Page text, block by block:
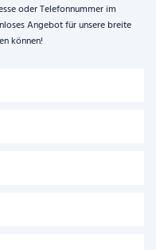
oder Telefonnummer im
Angebot für unsere breite
können!